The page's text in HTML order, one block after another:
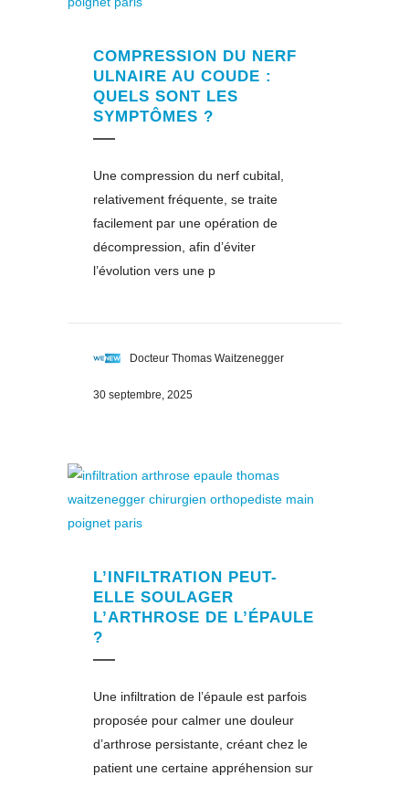
COMPRESSION DU NERF
ULNAIRE AU COUDE :
QUELS SONT LES
SYMPTÔMES ?
Une compression du nerf cubital,
relativement fréquente, se traite
facilement par une opération de
décompression, afin d’éviter
l’évolution vers une p
Docteur Thomas Waitzenegger
30 septembre, 2025
L’INFILTRATION PEUT-
ELLE SOULAGER
L’ARTHROSE DE L’ÉPAULE
?
Une infiltration de l’épaule est parfois
proposée pour calmer une douleur
d’arthrose persistante, créant chez le
patient une certaine appréhension sur